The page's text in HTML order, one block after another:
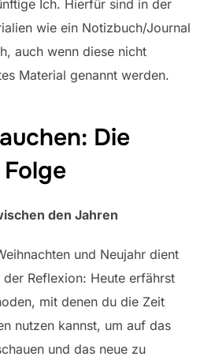
Ich. Hierfür sind in der
wie ein Notizbuch/Journal
auch wenn diese nicht
Material genannt werden.
Die
den Jahren
und Neujahr dient
Reflexion: Heute erfährst
mit denen du die Zeit
nutzen kannst, um auf das
und das neue zu